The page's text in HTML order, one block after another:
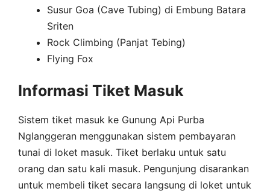
Susur Goa (Cave Tubing) di Embung Batara
Sriten
Rock Climbing (Panjat Tebing)
Flying Fox
Informasi Tiket Masuk
Sistem tiket masuk ke Gunung Api Purba
Nglanggeran menggunakan sistem pembayaran
tunai di loket masuk. Tiket berlaku untuk satu
orang dan satu kali masuk. Pengunjung disarankan
untuk membeli tiket secara langsung di loket untuk